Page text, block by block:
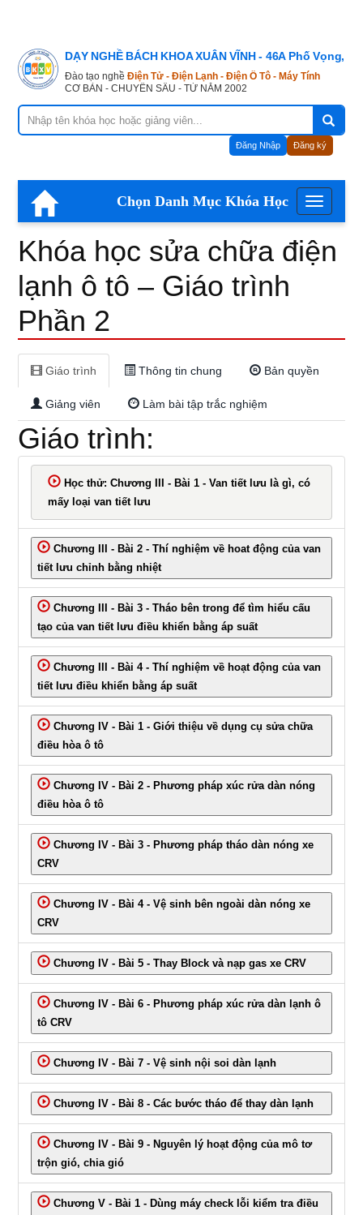
học
sửa
chữa
điện
lạnh
ô
tô
–
Giáo
trình
Phần
DẠY NGHỀ BÁCH KHOA XUÂN VĨNH - 46A Phố Vọng,
Đào tạo nghề Điện Tử - Điện Lạnh - Điện Ô Tô - Máy Tính
CƠ BẢN - CHUYÊN SÂU - TỪ NĂM 2002
Đăng Nhập Đăng ký
Menu
Chọn Danh Mục Khóa Học
Khóa học sửa chữa điện
lạnh ô tô – Giáo trình
Phần 2
Giáo trình Thông tin chung Bản quyền
Giảng viên Làm bài tập trắc nghiệm
Giáo trình:
Học thử: Chương III - Bài 1 - Van tiết lưu là gì, có
mấy loại van tiết lưu
Chương III - Bài 2 - Thí nghiệm về hoat động của van
tiết lưu chỉnh bằng nhiệt
Chương III - Bài 3 - Tháo bên trong để tìm hiểu cấu
tạo của van tiết lưu điều khiển bằng áp suất
Chương III - Bài 4 - Thí nghiệm về hoạt động của van
tiết lưu điều khiển bằng áp suất
Chương IV - Bài 1 - Giới thiệu về dụng cụ sửa chữa
điều hòa ô tô
Chương IV - Bài 2 - Phương pháp xúc rửa dàn nóng
điều hòa ô tô
Chương IV - Bài 3 - Phương pháp tháo dàn nóng xe
CRV
Chương IV - Bài 4 - Vệ sinh bên ngoài dàn nóng xe
CRV
Chương IV - Bài 5 - Thay Block và nạp gas xe CRV
Chương IV - Bài 6 - Phương pháp xúc rửa dàn lạnh ô
tô CRV
Chương IV - Bài 7 - Vệ sinh nội soi dàn lạnh
Chương IV - Bài 8 - Các bước tháo để thay dàn lạnh
Chương IV - Bài 9 - Nguyên lý hoạt động của mô tơ
trộn gió, chia gió
Chương V - Bài 1 - Dùng máy check lỗi kiểm tra điều